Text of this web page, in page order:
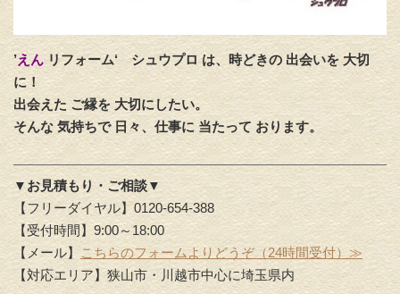
’えん リフォーム‘シュウプロ は、時どきの 出会いを 大切
に！
出会えた ご縁を 大切にしたい。
そんな 気持ちで 日々、仕事に 当たって おります。
▼お見積もり・ご相談▼
【フリーダイヤル】0120-654-388
【受付時間】9:00～18:00
【メール】
こちらのフォームよりどうぞ（24時間受付）≫
【対応エリア】狭山市・川越市中心に埼玉県内